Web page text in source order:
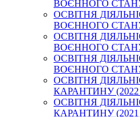
ВОЄННОГО СТАНУ
ОСВІТНЯ
ВОЄННОГО СТАНУ
ОСВІТНЯ
ВОЄННОГО СТАНУ
ОСВІТНЯ
ВОЄННОГО СТАНУ
ОСВІТНЯ
КАРАНТИНУ (2022
ОСВІТНЯ
КАРАНТИНУ (2021